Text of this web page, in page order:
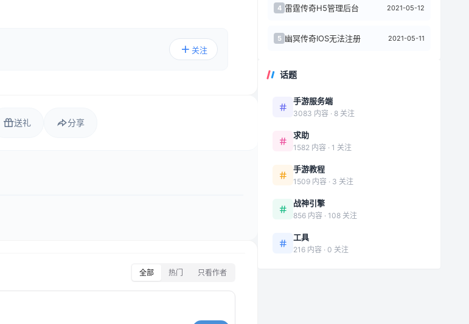
关注
送礼 分享
全部 热门 只看作者
4 雷霆传奇H5管理后台 2021-05-12
5 幽冥传奇IOS无法注册 2021-05-11
话题
手游服务端
3083 内容 · 8 关注
求助
1582 内容 · 1 关注
手游教程
1509 内容 · 3 关注
战神引擎
856 内容 · 108 关注
工具
216 内容 · 0 关注